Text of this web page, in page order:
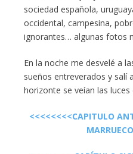
sociedad española,
occidental, campesina,
ignorantes… algunas fotos
En la noche me desvelé a
sueños entreverados y salí
horizonte se veían las luces
<<<<<<<<CAPITULO